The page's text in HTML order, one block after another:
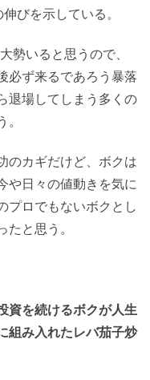
びを示している。
勢いると思うので、
必ず来るであろう暴落
退場してしまう多くの
のカギだけど、ボクは
や日々の値動きを気に
プロでもないボクとし
と思う。
資を続けるボクが人生
組み入れたレバ茄子炒